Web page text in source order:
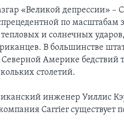
«Великой депрессии»
по масштабам
и солнечных
В большинстве
Северной Америке бедствий
столетий.
инженер Уиллис
Carrier существует